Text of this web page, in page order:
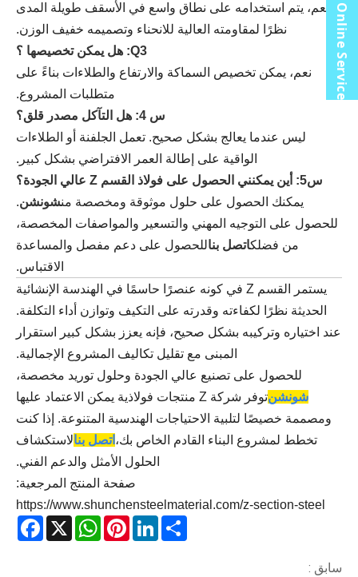
نعم، يتم استخدامه على نطاق واسع في الأسقف طويلة المدى
نظرًا لمقاومته العالية للانحناء وتصميمه خفيف الوزن.
Q3: هل يمكن تخصيصها ؟
نعم، يمكن تخصيص السماكة والارتفاع والطلاءات بناءً على
متطلبات المشروع.
س 4: هل التآكل مصدر قلق؟
ليس عندما يعالج بشكل صحيح. تعمل الجلفنة أو الطلاءات
الواقية على إطالة العمر الافتراضي بشكل كبير.
س5: أين يمكنني الحصول على فولاذ القسم Z عالي الجودة؟
يمكنك الحصول على حلول موثوقة ومخصصة منشونشن.
للحصول على التوجيه المهني والتسعير والمواصفات المخصصة،
من فضلكاتصل بناللحصول على دعم مفصل والمساعدة
الاقتباس.
يستمر القسم Z في كونه عنصرًا حاسمًا في الهندسة الإنشائية
الحديثة نظرًا لكفاءته وقدرته على التكيف وتوازن أداء التكلفة.
عند اختياره وتركيبه بشكل صحيح، فإنه يعزز بشكل كبير استقرار
المبنى مع تقليل تكاليف المشروع الإجمالية.
للحصول على تصنيع عالي الجودة وحلول توريد مخصصة،
شونشن
توفر شركة Z منتجات فولاذية يمكن الاعتماد عليها
ومصممة خصيصًا لتلبية الاحتياجات الهندسية المتنوعة. إذا كنت
تخطط لمشروع البناء القادم الخاص بك، اتصل بنالاستكشاف
الحلول الأمثل والدعم الفني.
صفحة المنتج المرجعية:
https://www.shunchensteelmaterial.com/z-section-steel
X
WhatsAppPinterestLinkedInShare
سابق :
Online Service